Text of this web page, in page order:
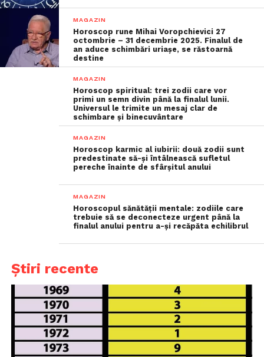
MAGAZIN
Horoscop rune Mihai Voropchievici 27
octombrie – 31 decembrie 2025. Finalul de
an aduce schimbări uriașe, se răstoarnă
destine
MAGAZIN
Horoscop spiritual: trei zodii care vor
primi un semn divin până la finalul lunii.
Universul le trimite un mesaj clar de
schimbare și binecuvântare
MAGAZIN
Horoscop karmic al iubirii: două zodii sunt
predestinate să-și întâlnească sufletul
pereche înainte de sfârșitul anului
MAGAZIN
Horoscopul sănătății mentale: zodiile care
trebuie să se deconecteze urgent până la
finalul anului pentru a-și recăpăta echilibrul
Știri recente